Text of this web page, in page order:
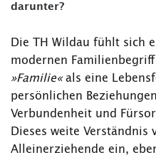
darunter?
Die TH Wildau fühlt sich
modernen
»Familie«als eine
persönlichen
Verbundenheit und
Dieses weite Verständnis
Alleinerziehende ein,